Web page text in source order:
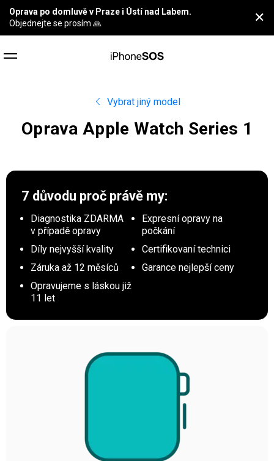
Oprava po domluvě v Praze i Ústí nad Labem.
Objednejte se prosím 🙏
✕
Vybrat jiný model
Oprava Apple Watch Series 1
7 důvodu proč právě my:
Diagnostika ZDARMA
v případě opravy
Expresní opravy na
počkání
Díly nejvyšší kvality
Certifikovaní technici
Záruka až 12 měsíců
Garance nejlepší ceny
Opravujeme s láskou již
11 let